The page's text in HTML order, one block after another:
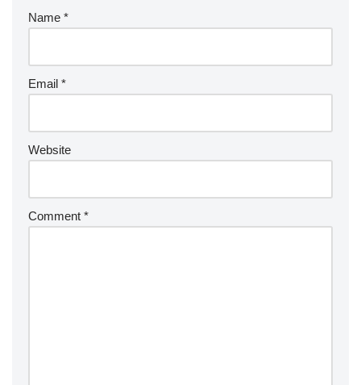
Name *
Email *
Website
Comment *